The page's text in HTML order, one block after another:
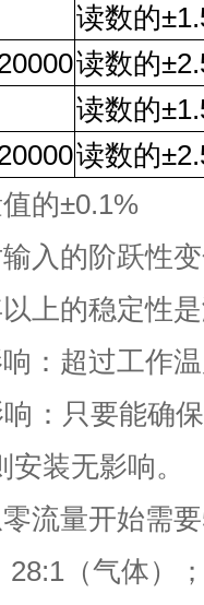
读数的
读数的
读数的
读数的
的±0.1%
入的阶跃性
上的稳定性
：超过工作
：只要能确
装无影响。
流量开始需要
28:1 （气体）